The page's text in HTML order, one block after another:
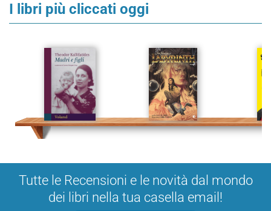
I libri più cliccati oggi
Tutte le Recensioni e le novità dal mondo
dei libri nella tua casella email!